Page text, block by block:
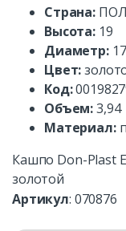
Страна:
Высота: 19
Диаметр: 17
Цвет:
Код:
Объем:3,94
Материал:
Кашпо Don-Plast
золотой
Артикул: 070876